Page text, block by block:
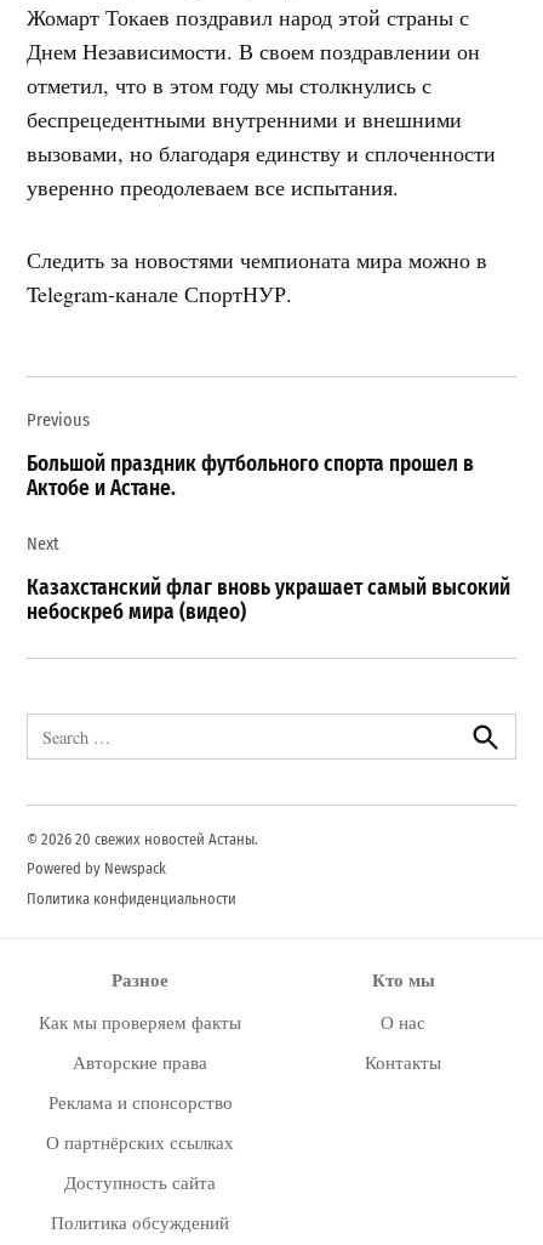
Жомарт Токаев поздравил народ этой страны с
Днем Независимости. В своем поздравлении он
отметил, что в этом году мы столкнулись с
беспрецедентными внутренними и внешними
вызовами, но благодаря единству и сплоченности
уверенно преодолеваем все испытания.
Следить за новостями чемпионата мира можно в
Telegram-канале СпортНУР.
по
записям
Previous
Большой праздник футбольного спорта прошел в
Актобе и Астане.
Next
Казахстанский флаг вновь украшает самый высокий
небоскреб мира (видео)
for:
Search
© 2026 20 свежих новостей Астаны.
Powered by Newspack
Политика конфиденциальности
Разное
Как мы проверяем факты
Авторские права
Реклама и спонсорство
О партнёрских ссылках
Доступность сайта
Политика обсуждений
Кто мы
О нас
Контакты